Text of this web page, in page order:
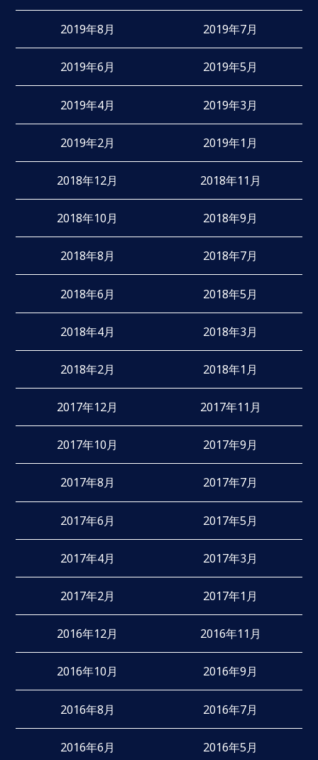
2019年8月 2019年7月
2019年6月 2019年5月
2019年4月 2019年3月
2019年2月 2019年1月
2018年12月 2018年11月
2018年10月 2018年9月
2018年8月 2018年7月
2018年6月 2018年5月
2018年4月 2018年3月
2018年2月 2018年1月
2017年12月 2017年11月
2017年10月 2017年9月
2017年8月 2017年7月
2017年6月 2017年5月
2017年4月 2017年3月
2017年2月 2017年1月
2016年12月 2016年11月
2016年10月 2016年9月
2016年8月 2016年7月
2016年6月 2016年5月